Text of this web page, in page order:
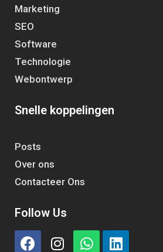
Marketing
SEO
Software
Technologie
Webontwerp
Snelle koppelingen
Posts
Over ons
Contacteer Ons
Follow Us